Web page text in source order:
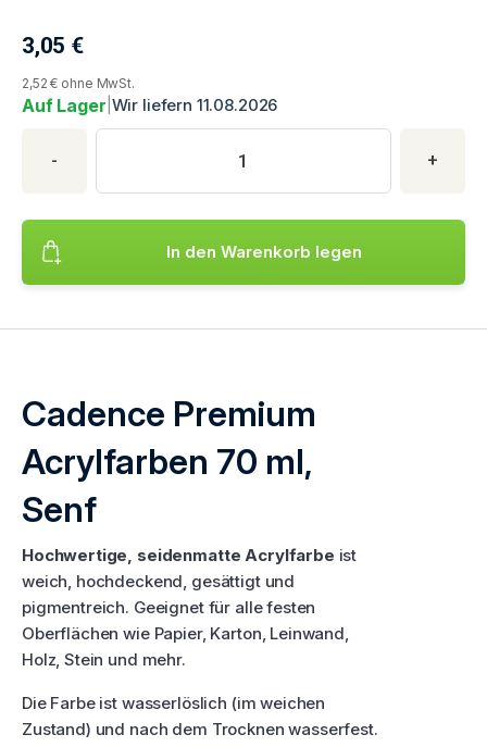
3,05 €
Aktueller Produktpreis
2,52 € ohne MwSt.
Auf Lager Wir liefern 11.08.2026
Produktmenge
- +
Geben Sie die gewünschte Produktmenge ein.
In den Warenkorb legen
Fügt das Produkt hinzu Cadence Premium Acrylfarben 70
Cadence Premium
Acrylfarben 70 ml,
Senf
Hochwertige, seidenmatte Acrylfarbe ist
weich, hochdeckend, gesättigt und
pigmentreich. Geeignet für alle festen
Oberflächen wie Papier, Karton, Leinwand,
Holz, Stein und mehr.
Die Farbe ist wasserlöslich (im weichen
Zustand) und nach dem Trocknen wasserfest.